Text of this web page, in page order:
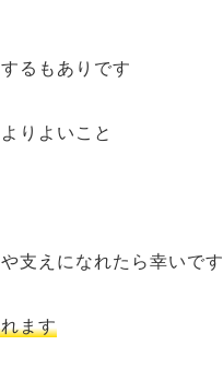
るもありです
よいこと
えになれたら幸いです
ます